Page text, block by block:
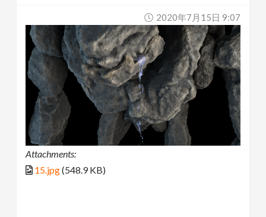
2020年7月15日 9:07
Attachments:
15.jpg(548.9 KB)